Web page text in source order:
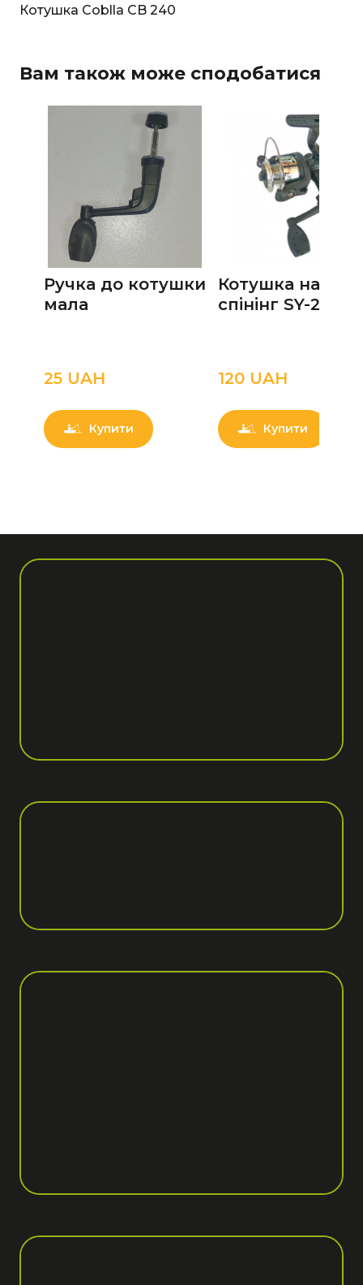
Котушка Coblla CB 240
Вам також може сподобатися
Ручка до котушки
мала
25 UAН
Купити
Котушка на
спінінг SY-200
120 UAН
Купити